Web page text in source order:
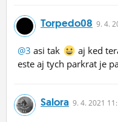
Torpedo08 9. 4.
@3 asi tak
aj ked
este aj tych parkrat je
Salora 9. 4. 2021